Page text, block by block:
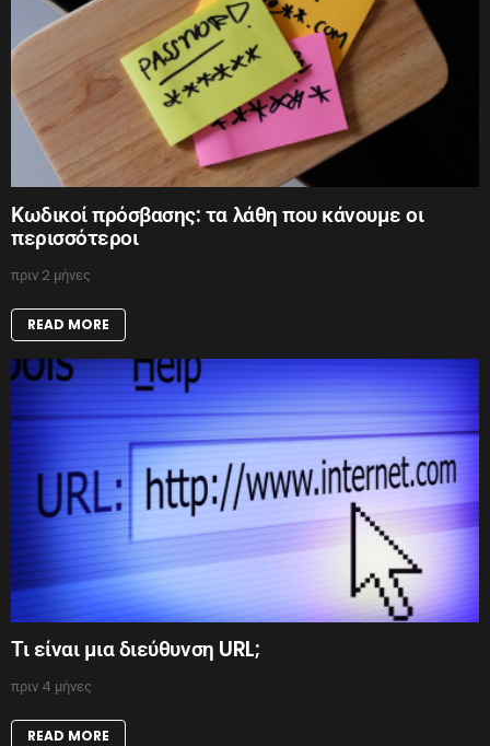
Κωδικοί πρόσβασης: τα λάθη που κάνουμε οι
περισσότεροι
πριν 2 μήνες
READ MORE
Τι είναι μια διεύθυνση URL;
πριν 4 μήνες
READ MORE